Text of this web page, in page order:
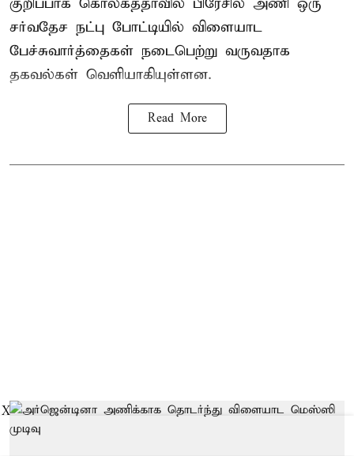
சர்வதேச நட்பு போட்டியில் விளையாட
பேச்சுவார்த்தைகள் நடைபெற்று வருவதாக
தகவல்கள் வெளியாகியுள்ளன.
Read More
X